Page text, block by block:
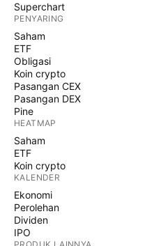
Superchart
PENYARING
Saham
ETF
Obligasi
Koin crypto
Pasangan CEX
Pasangan DEX
Pine
HEATMAP
Saham
ETF
Koin crypto
KALENDER
Ekonomi
Perolehan
Dividen
IPO